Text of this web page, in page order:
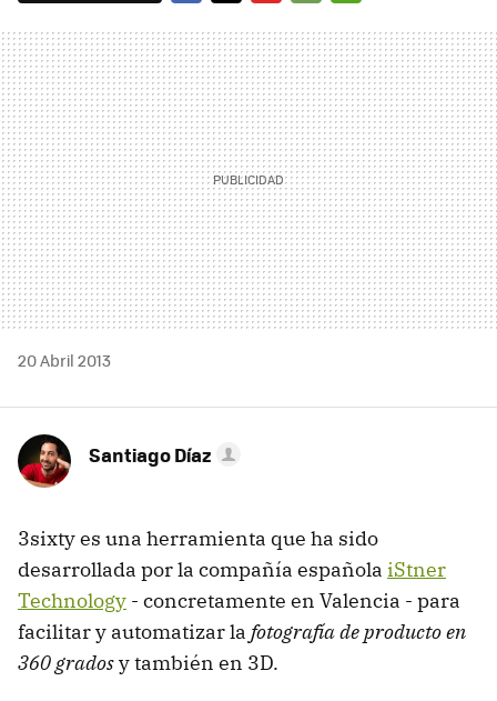
MAIL
20 Abril 2013
Santiago Díaz
3sixty es una herramienta que ha sido
desarrollada por la compañía española iStner
Technology - concretamente en Valencia - para
facilitar y automatizar la fotografía de producto en
360 gradosy también en 3D.